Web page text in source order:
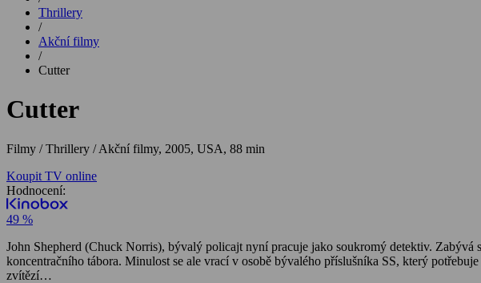
Thrillery
/
Akční filmy
/
Cutter
Cutter
Filmy / Thrillery / Akční filmy, 2005, USA, 88 min
Koupit TV online
Hodnocení:
49 %
John Shepherd (Chuck Norris), bývalý policajt nyní pracuje jako soukromý detektiv. Zabývá se případem únosu bývalého brusiče diamantů, který za II. Světové války pracoval pro třetí říši než byl poslán do
koncentračního tábora. Minulost se ale vrací v osobě bývalého příslušníka SS, který
zvítězí…